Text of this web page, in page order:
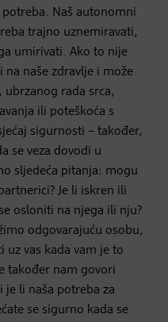
Naš autonomni
trajno uznemiravati,
umirivati. Ako to nije
na naše zdravlje i može
rada srca,
ili poteškoća s
sigurnosti – također,
se veza dovodi u
sljedeća pitanja: mogu
Je li iskren ili
osloniti na njega ili nju?
odgovarajuću osobu,
uz vas kada vam je to
također nam govori
li naša potreba za
se sigurno kada se